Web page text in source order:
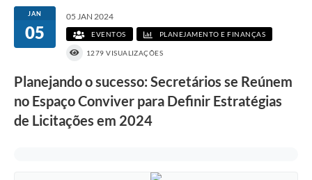
Notícias
Legislação
Renuncia de Receita
Galeria de Fotos
JAN
05
05 JAN 2024
EVENTOS PLANEJAMENTO E FINANÇAS
1279 VISUALIZAÇÕES
Planejando o sucesso: Secretários se Reúnem
no Espaço Conviver para Definir Estratégias
de Licitações em 2024